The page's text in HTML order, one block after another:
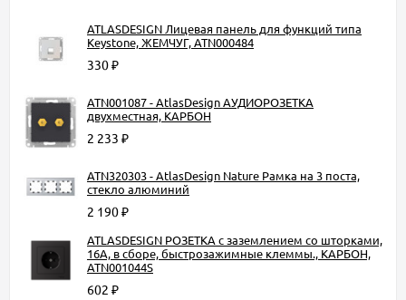
ATLASDESIGN Лицевая панель для функций типа
Keystone, ЖЕМЧУГ, ATN000484
330₽
ATN001087 - AtlasDesign АУДИОРОЗЕТКА
двухместная, КАРБОН
2 233 ₽
ATN320303 - AtlasDesign Nature Рамка на 3 поста,
стекло алюминий
2 190₽
ATLASDESIGN РОЗЕТКА с заземлением со шторками,
16А, в сборе, быстрозажимные клеммы., КАРБОН,
ATN001044S
602 ₽